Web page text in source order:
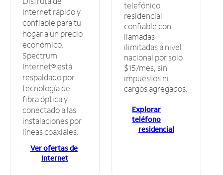
Internet rápido y
confiable para tu
hogar a un precio
económico.
Spectrum
Internet® está
respaldado por
tecnología de
fibra óptica y
conectado a las
instalaciones por
líneas coaxiales.
Ver ofertas de
Internet
telefónico
residencial
confiable con
llamadas
ilimitadas a nivel
nacional por solo
$15/mes, sin
impuestos ni
cargos agregados.
Explorar
teléfono
residencial